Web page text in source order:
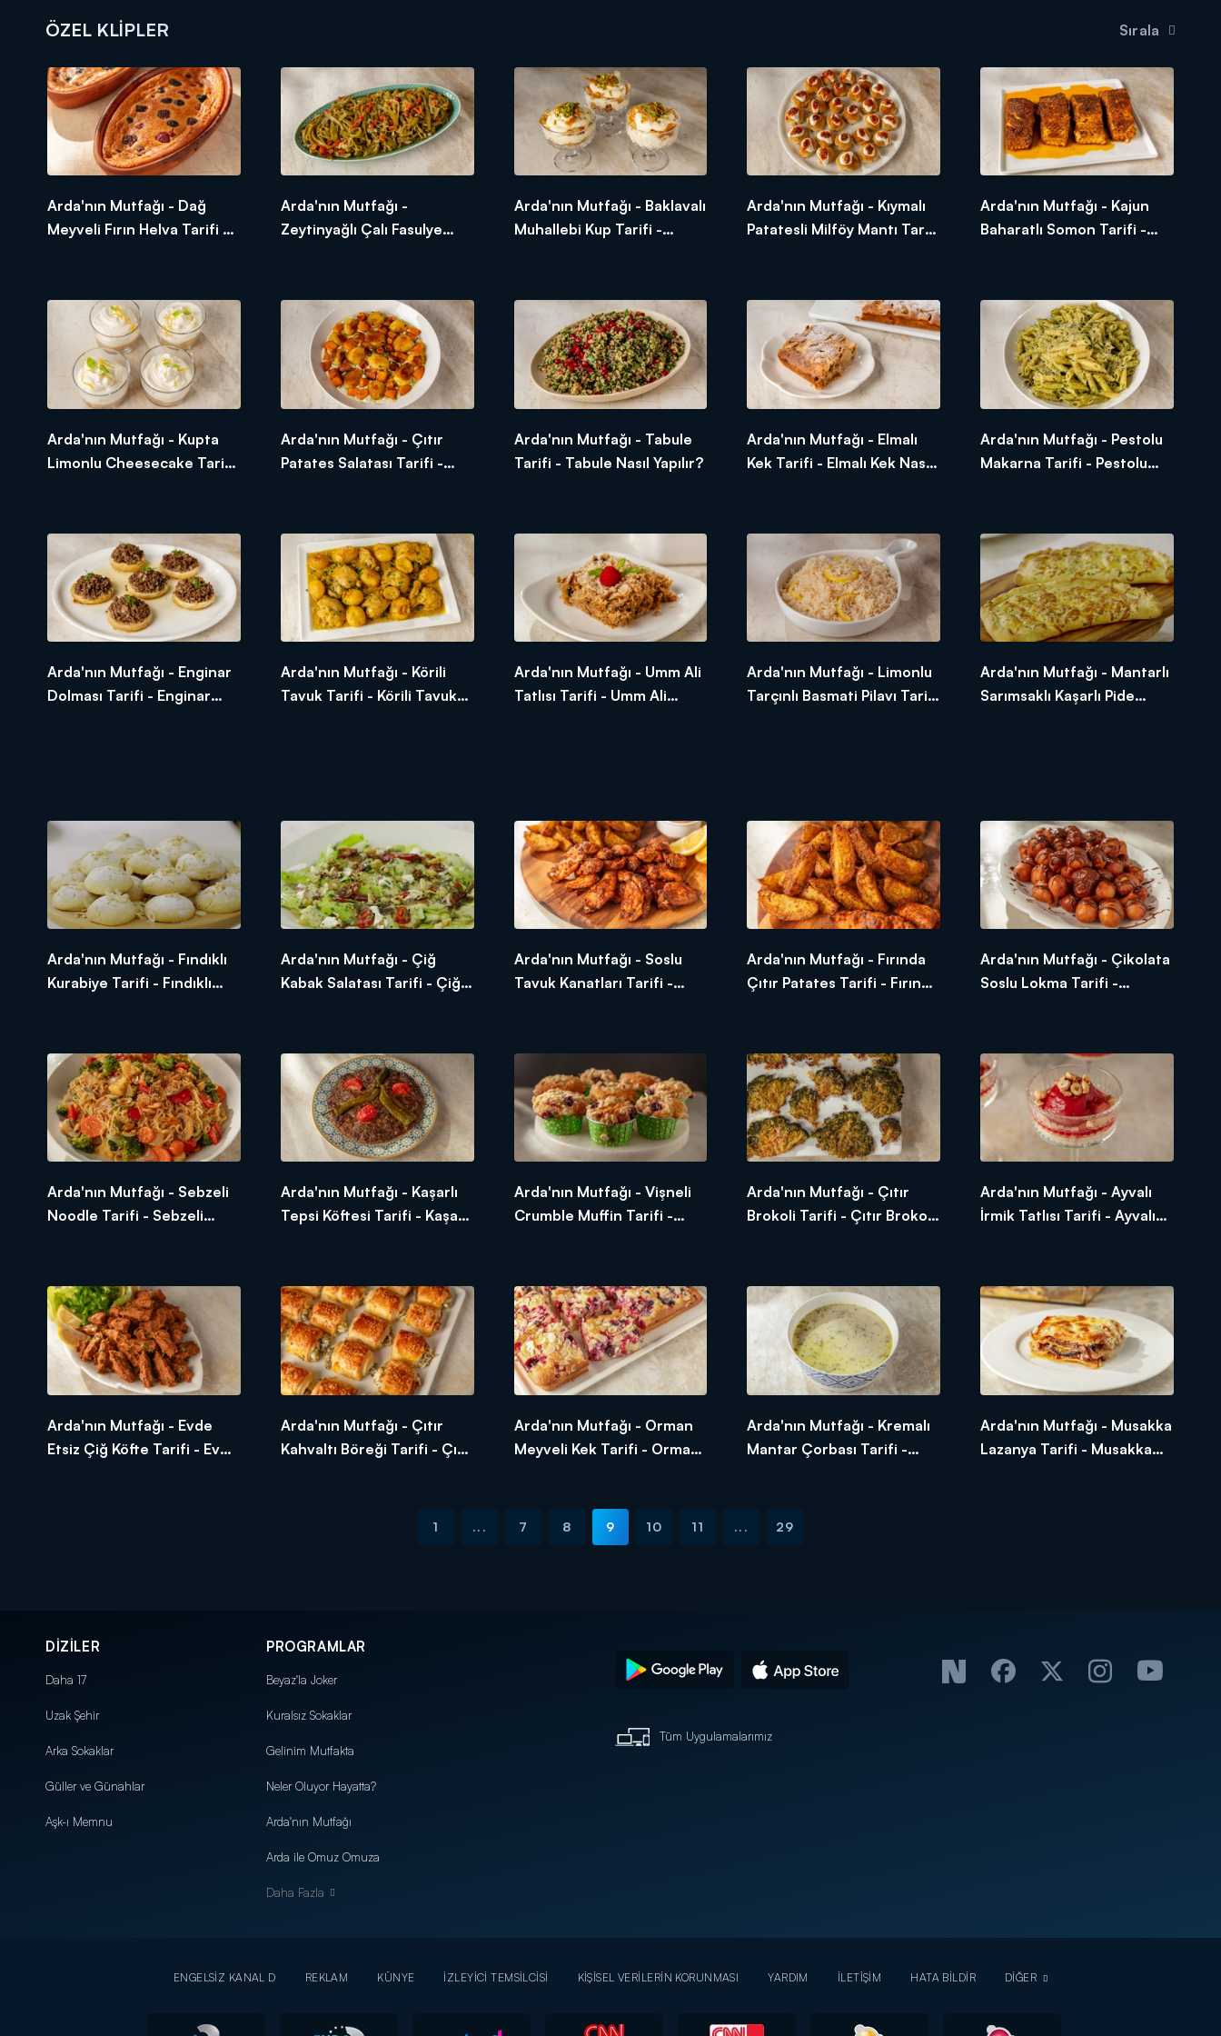
DİĞER SONUÇLAR
ÖZEL KLIPLER Sırala
Arda'nın Mutfağı - Dağ
Meyveli Fırın Helva Tarifi -
Arda'nın Mutfağı -
Zeytinyağlı Çalı Fasulye
Arda'nın Mutfağı - Baklavalı
Muhallebi Kup Tarifi -
Arda'nın Mutfağı - Kıymalı
Patatesli Milföy Mantı Tarifi
Arda'nın Mutfağı - Kajun
Baharatlı Somon Tarifi -
Arda'nın Mutfağı - Kupta
Limonlu Cheesecake Tarifi
Yapılır?
Arda'nın Mutfağı - Çıtır
Patates Salatası Tarifi -
Arda'nın Mutfağı - Tabule
Tarifi - Tabule Nasıl Yapılır?
Arda'nın Mutfağı - Elmalı
Kek Tarifi - Elmalı Kek Nasıl
Arda'nın Mutfağı - Pestolu
Makarna Tarifi - Pestolu
Arda'nın Mutfağı - Enginar
Dolması Tarifi - Enginar
Arda'nın Mutfağı - Körili
Tavuk Tarifi - Körili Tavuk
Arda'nın Mutfağı - Umm Ali
Tatlısı Tarifi - Umm Ali
Arda'nın Mutfağı - Limonlu
Tarçınlı Basmati Pilavı Tarifi
Arda'nın Mutfağı - Mantarlı
Sarımsaklı Kaşarlı Pide
Arda'nın Mutfağı - Fındıklı
Kurabiye Tarifi - Fındıklı
Arda'nın Mutfağı - Çiğ
Kabak Salatası Tarifi - Çiğ
Arda'nın Mutfağı - Soslu
Tavuk Kanatları Tarifi -
Arda'nın Mutfağı - Fırında
Çıtır Patates Tarifi - Fırında
Arda'nın Mutfağı - Çikolata
Soslu Lokma Tarifi -
Arda'nın Mutfağı - Sebzeli
Noodle Tarifi - Sebzeli
Arda'nın Mutfağı - Kaşarlı
Tepsi Köftesi Tarifi - Kaşarlı
Arda'nın Mutfağı - Vişneli
Crumble Muffin Tarifi -
Arda'nın Mutfağı - Çıtır
Brokoli Tarifi - Çıtır Brokoli
Arda'nın Mutfağı - Ayvalı
İrmik Tatlısı Tarifi - Ayvalı
Arda'nın Mutfağı - Evde
Etsiz Çiğ Köfte Tarifi - Evde
Arda'nın Mutfağı - Çıtır
Kahvaltı Böreği Tarifi - Çıtır
Arda'nın Mutfağı - Orman
Meyveli Kek Tarifi - Orman
Arda'nın Mutfağı - Kremalı
Mantar Çorbası Tarifi -
Arda'nın Mutfağı - Musakka
Lazanya Tarifi - Musakka
1 ... 7 8 9 10 11 ... 29
DİZİLER
Daha 17
Uzak Şehir
Arka Sokaklar
Güller ve Günahlar
Aşk-ı Memnu
PROGRAMLAR
Beyaz'la Joker
Kuralsız Sokaklar
Gelinim Mutfakta
Neler Oluyor Hayatta?
Arda'nın Mutfağı
Arda ile Omuz Omuza
Daha Fazla
Tüm Uygulamalarımız
ENGELSİZ KANAL D REKLAM KÜNYE İZLEYİCİ TEMSİLCİSİ KİŞİSEL VERİLERİN KORUNMASI YARDIM İLETİŞİM HATA BİLDİR DİĞER